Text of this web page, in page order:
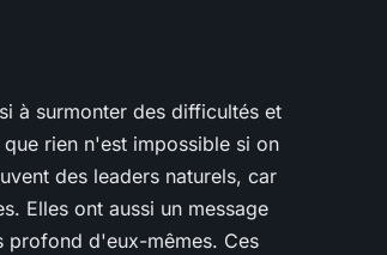
à surmonter des difficultés et
rien n'est impossible si on
des leaders naturels, car
Elles ont aussi un message
profond d'eux-mêmes. Ces